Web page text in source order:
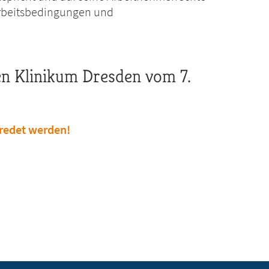
und
Klinikum Dresden vom 7.
werden!